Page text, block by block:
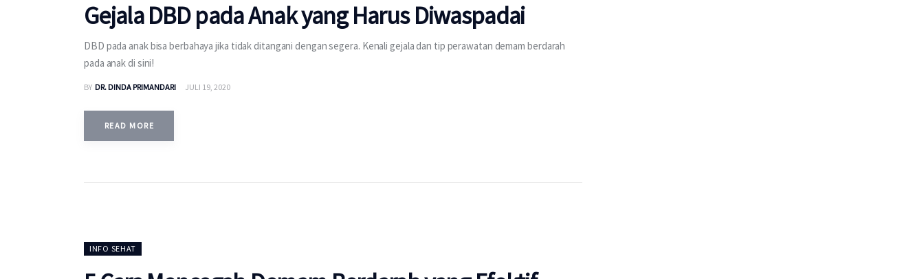
Gejala DBD pada Anak yang Harus Diwaspadai
DBD pada anak bisa berbahaya jika tidak ditangani dengan segera. Kenali gejala dan tip perawatan demam berdarah
pada anak di sini!
BY DR. DINDA PRIMANDARI JULI 19, 2020
READ MORE
INFO SEHAT